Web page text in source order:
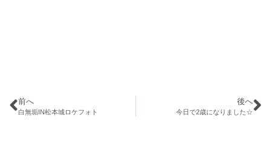
前へ
白無垢IN松本城ロケフォト
後へ
今日で2歳になりました☆